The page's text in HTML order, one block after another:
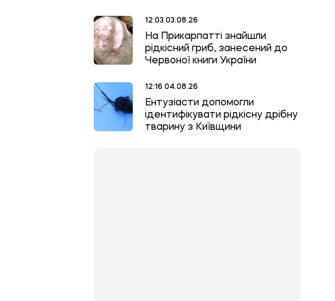
12:03 03.08.26
На Прикарпатті знайшли
рідкісний гриб, занесений до
Червоної книги України
12:16 04.08.26
Ентузіасти допомогли
ідентифікувати рідкісну дрібну
тварину з Київщини